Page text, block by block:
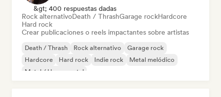
&gt; 400 respuestas dadas
Rock alternativoDeath / ThrashGarage rockHardcore
Hard rock
Crear publicaciones o reels impactantes sobre artistas
Death / Thrash Rock alternativo
Garage rock
Hardcore
Hard rock Indie rock
Metal melódico
Metal / Heavy metal